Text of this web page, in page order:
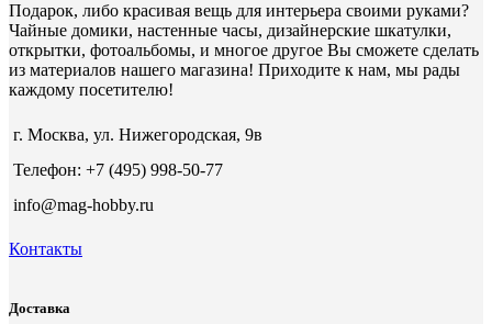
Подарок, либо красивая вещь для интерьера своими руками?
Чайные домики, настенные часы, дизайнерские шкатулки,
открытки, фотоальбомы, и многое другое Вы сможете сделать
из материалов нашего магазина! Приходите к нам, мы рады
каждому посетителю!
г. Москва, ул. Нижегородская, 9в
Телефон: +7 (495) 998-50-77
info@mag-hobby.ru
Контакты
Доставка